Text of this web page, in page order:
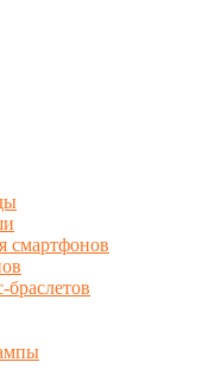
смартфонов